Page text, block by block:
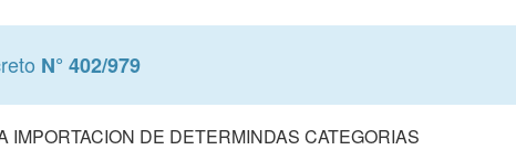
N° 402/979
IMPORTACION DE DETERMINDAS CATEGORIAS